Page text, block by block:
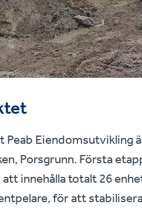
Peab
Porsgrunn. Första
innehålla totalt 26
för att